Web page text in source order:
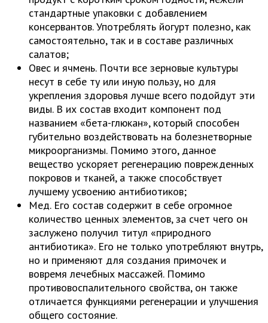
стандартные упаковки с добавлением
консервантов. Употреблять йогурт полезно, как
самостоятельно, так и в составе различных
салатов;
Овес и ячмень. Почти все зерновые культуры
несут в себе ту или иную пользу, но для
укрепления здоровья лучше всего подойдут эти
виды. В их состав входит компонент под
названием «бета-глюкан», который способен
губительно воздействовать на болезнетворные
микроорганизмы. Помимо этого, данное
вещество ускоряет регенерацию поврежденных
покровов и тканей, а также способствует
лучшему усвоению антибиотиков;
Мед. Его состав содержит в себе огромное
количество ценных элементов, за счет чего он
заслужено получил титул «природного
антибиотика». Его не только употребляют внутрь,
но и применяют для создания примочек и
вовремя лечебных массажей. Помимо
противовоспалительного свойства, он также
отличается функциями регенерации и улучшения
общего состояние.